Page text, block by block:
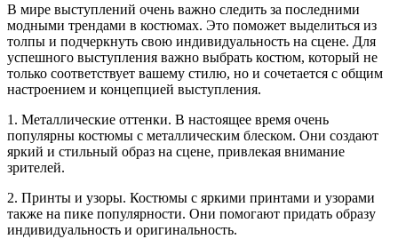
В мире выступлений очень важно следить за последними
модными трендами в костюмах. Это поможет выделиться из
толпы и подчеркнуть свою индивидуальность на сцене. Для
успешного выступления важно выбрать костюм, который не
только соответствует вашему стилю, но и сочетается с общим
настроением и концепцией выступления.
1. Металлические оттенки. В настоящее время очень
популярны костюмы с металлическим блеском. Они создают
яркий и стильный образ на сцене, привлекая внимание
зрителей.
2. Принты и узоры. Костюмы с яркими принтами и узорами
также на пике популярности. Они помогают придать образу
индивидуальность и оригинальность.